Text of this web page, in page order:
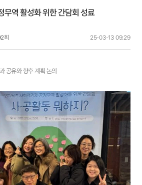
무역 활성화 위한 간담회 성료
회 25-03-13 09:29
공유와 향후 계획 논의